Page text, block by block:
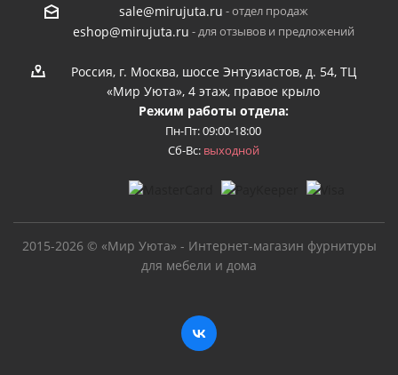
sale@mirujuta.ru - отдел продаж
eshop@mirujuta.ru - для отзывов и предложений
Россия, г. Москва, шоссе Энтузиастов, д. 54, ТЦ
«Мир Уюта», 4 этаж, правое крыло
Режим работы отдела:
Пн-Пт: 09:00-18:00
Сб-Вс: выходной
2015-2026 © «Мир Уюта» - Интернет-магазин фурнитуры
для мебели и дома